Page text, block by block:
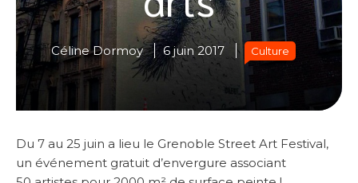
Céline Dormoy 6 juin 2017 Culture
Du 7 au 25 juin a lieu le Grenoble Street Art Festival,
un événement gratuit d’envergure associant